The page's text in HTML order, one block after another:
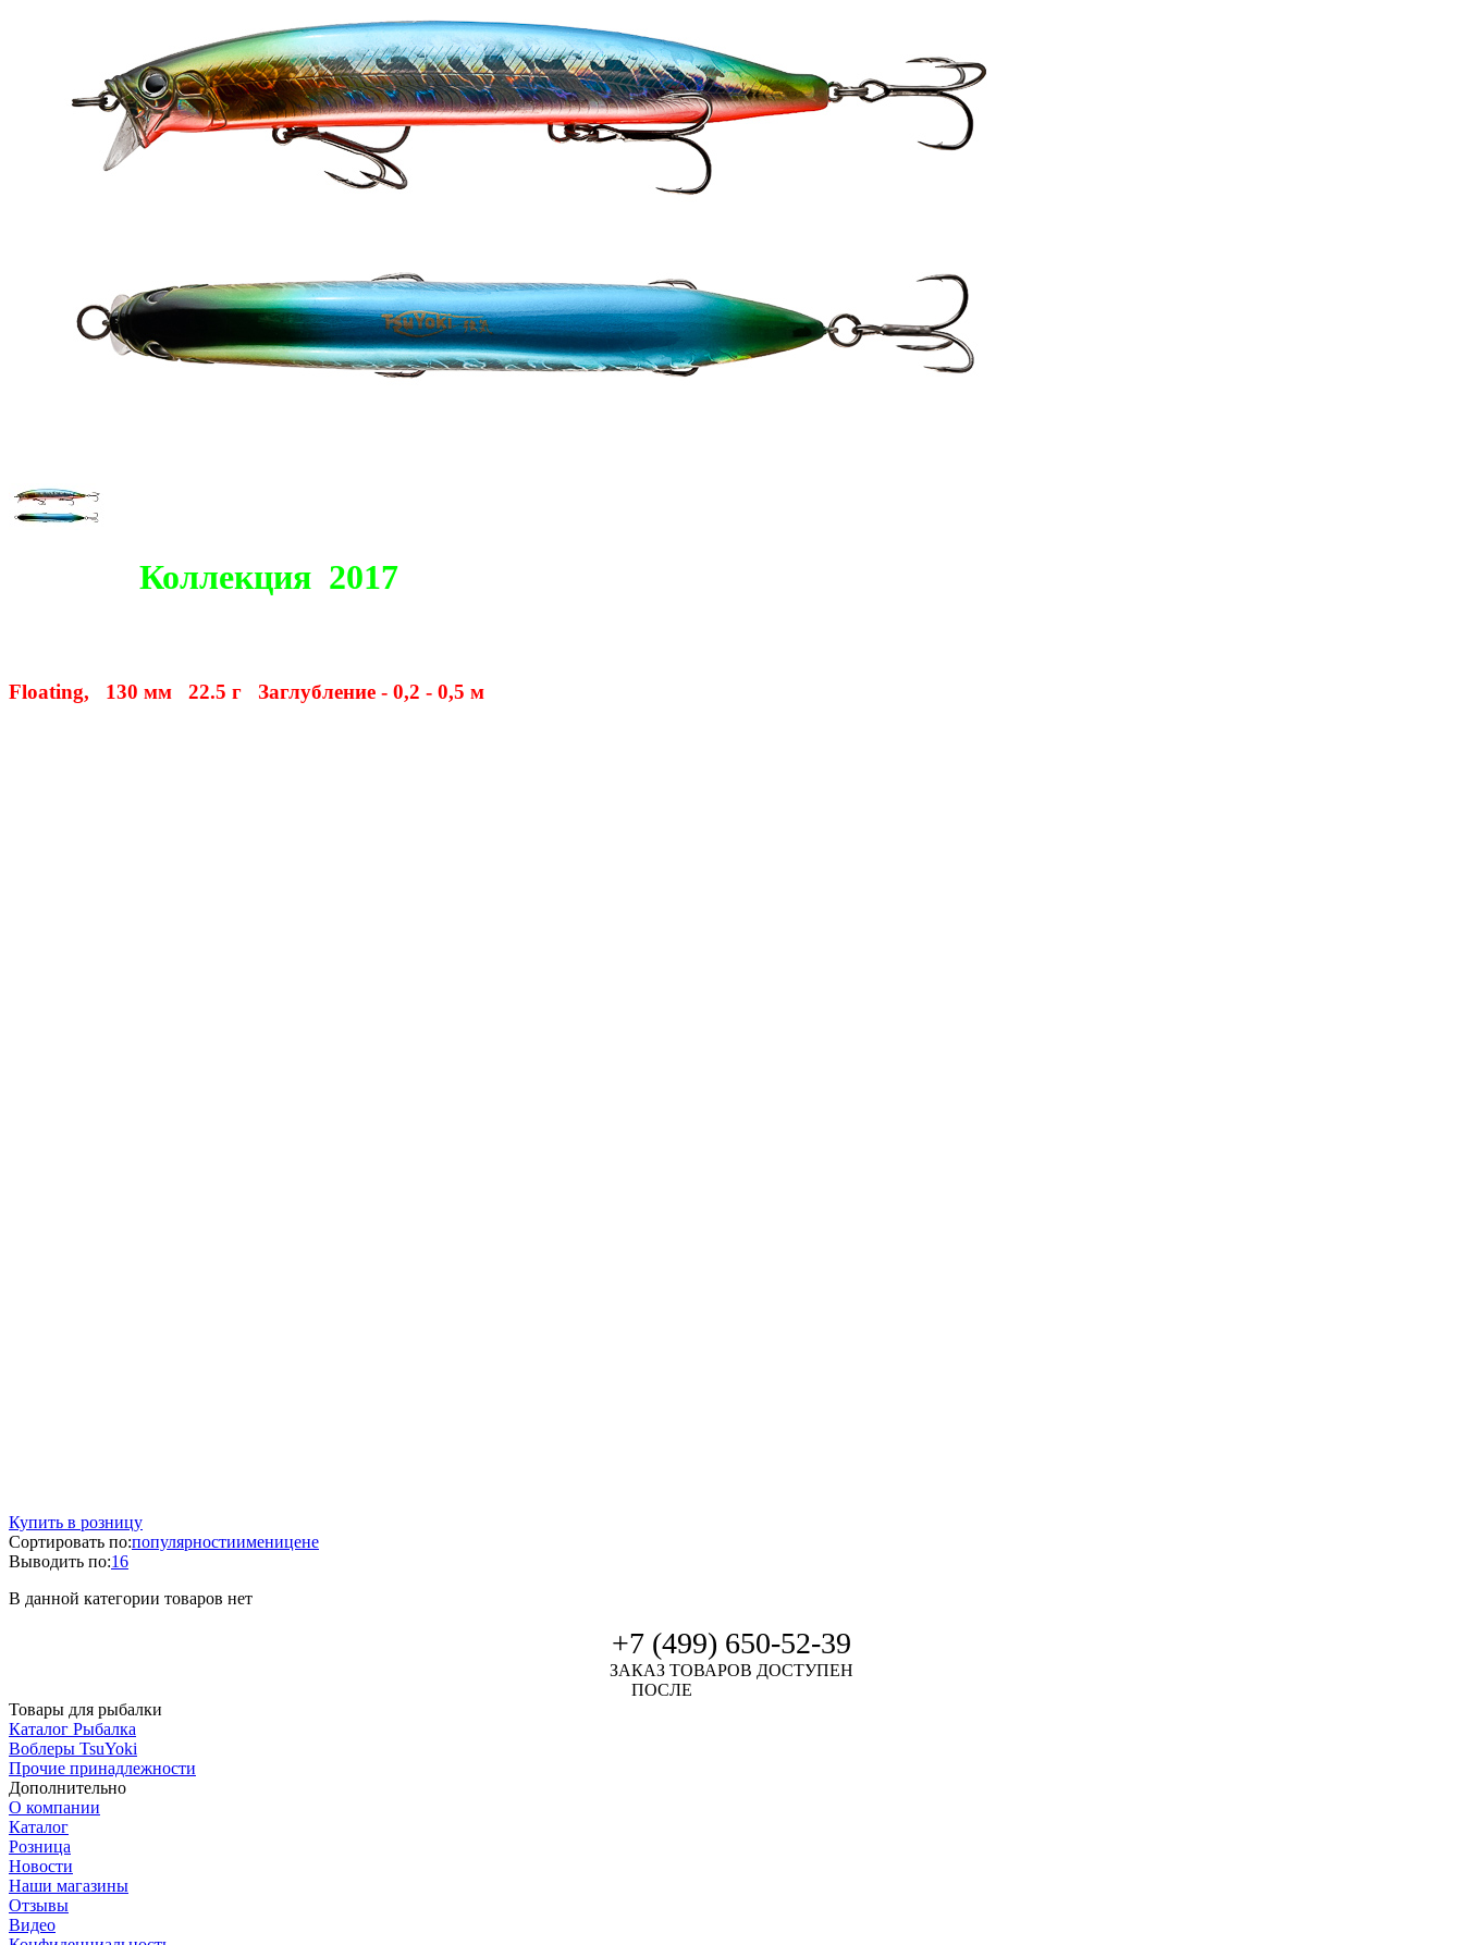
Коллекция 2017
Floating, 130 мм 22.5 г Заглубление - 0,2 - 0,5 м
Купить в розницу
Сортировать по:популярностиименицене
Выводить по:16
В данной категории товаров нет
+7 (499) 650-52-39
ЗАКАЗ ТОВАРОВ ДОСТУПЕН
ПОСЛЕ
Товары для рыбалки
Каталог Рыбалка
Воблеры TsuYoki
Прочие принадлежности
Дополнительно
О компании
Каталог
Розница
Новости
Наши магазины
Отзывы
Видео